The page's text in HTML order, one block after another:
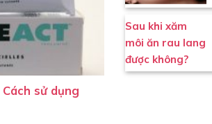
sử dụng
Sau khi xăm
môi ăn rau lang
được không?